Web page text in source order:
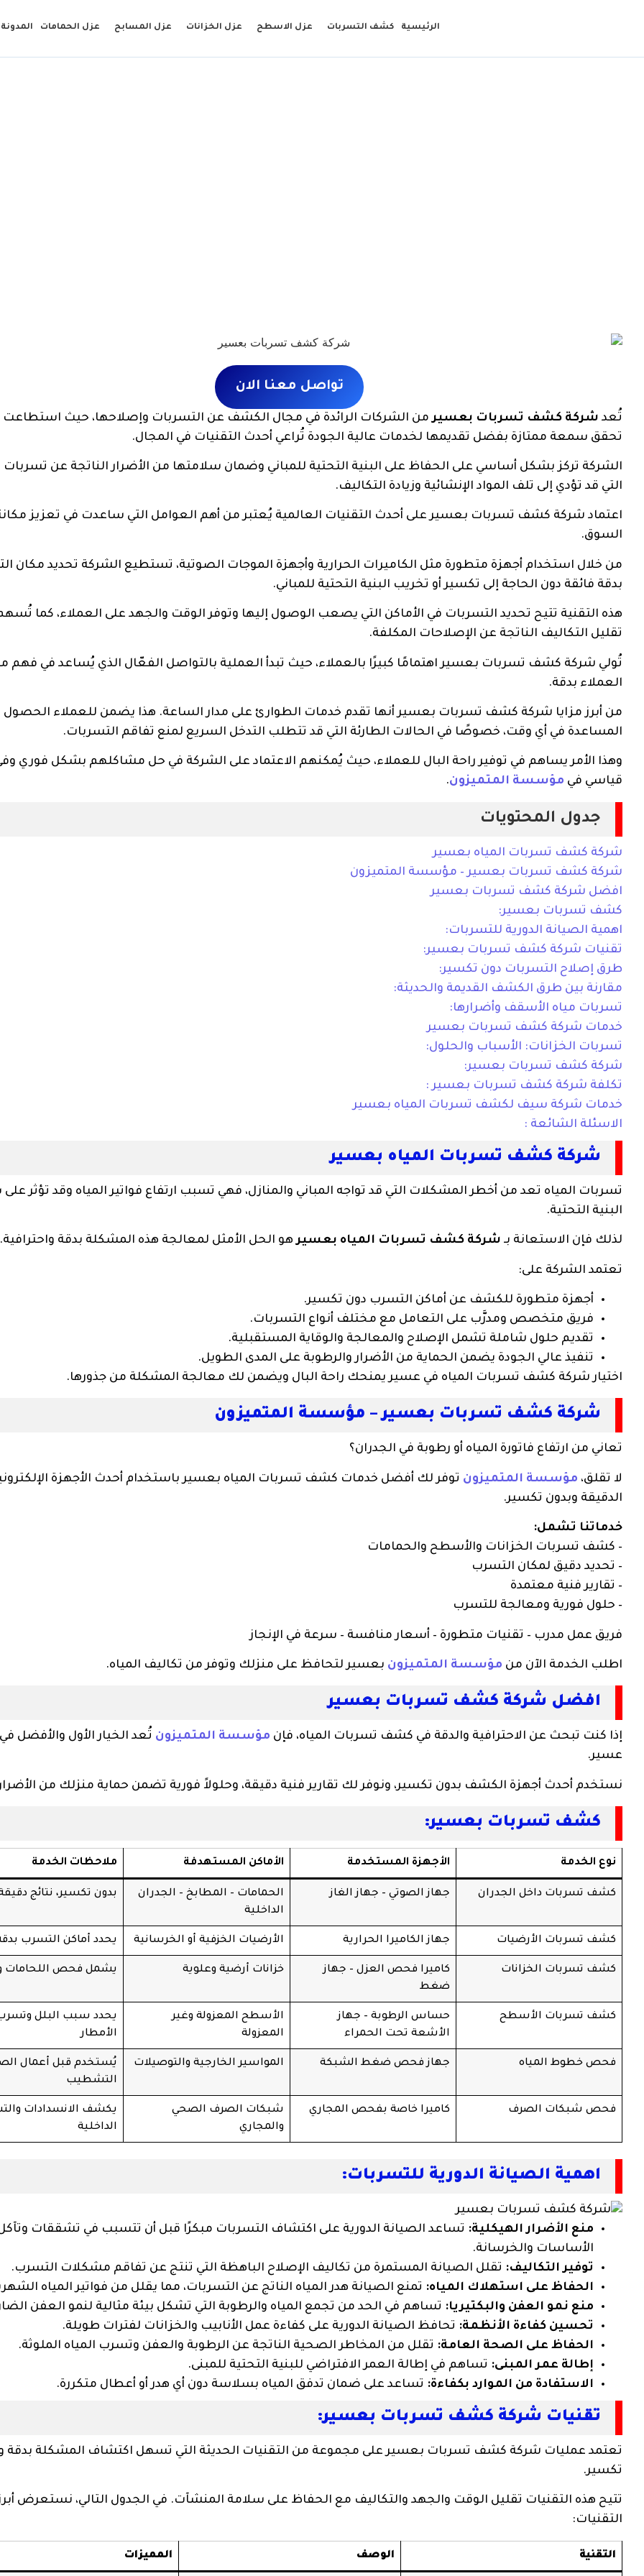
الرئيسية كشف التسربات عزل الاسطح عزل الخزانات عزل المسابح عزل الحمامات المدونة
تواصل معنا الان
تُعد شركة كشف تسربات بعسيرمن الشركات الرائدة في مجال الكشف عن التسربات وإصلاحها، حيث استطاعت
تحقق سمعة ممتازة بفضل تقديمها لخدمات عالية الجودة تُراعي أحدث التقنيات في المجال.
الشركة تركز بشكل أساسي على الحفاظ على البنية التحتية للمباني وضمان سلامتها من الأضرار الناتجة عن تسربات
التي قد تؤدي إلى تلف المواد الإنشائية وزيادة التكاليف.
اعتماد شركة كشف تسربات بعسير على أحدث التقنيات العالمية يُعتبر من أهم العوامل التي ساعدت في تعزيز
السوق.
من خلال استخدام أجهزة متطورة مثل الكاميرات الحرارية وأجهزة الموجات الصوتية، تستطيع الشركة تحديد مكان
بدقة فائقة دون الحاجة إلى تكسير أو تخريب البنية التحتية للمباني.
هذه التقنية تتيح تحديد التسربات في الأماكن التي يصعب الوصول إليها وتوفر الوقت والجهد على العملاء، كما
تقليل التكاليف الناتجة عن الإصلاحات المكلفة.
تُولي شركة كشف تسربات بعسير اهتمامًا كبيرًا بالعملاء، حيث تبدأ العملية بالتواصل الفعّال الذي يُساعد في
العملاء بدقة.
من أبرز مزايا شركة كشف تسربات بعسير أنها تقدم خدمات الطوارئ على مدار الساعة. هذا يضمن للعملاء الحصول
المساعدة في أي وقت، خصوصًا في الحالات الطارئة التي قد تتطلب التدخل السريع لمنع تفاقم التسربات.
وهذا الأمر يساهم في توفير راحة البال للعملاء، حيث يُمكنهم الاعتماد على الشركة في حل مشاكلهم بشكل فوري
قياسي في مؤسسة المتميزون.
جدول المحتويات
شركة كشف تسربات المياه بعسير
شركة كشف تسربات بعسير – مؤسسة المتميزون
افضل شركة كشف تسربات بعسير
كشف تسربات بعسير:
اهمية الصيانة الدورية للتسربات:
تقنيات شركة كشف تسربات بعسير:
طرق إصلاح التسربات دون تكسير:
مقارنة بين طرق الكشف القديمة والحديثة:
تسربات مياه الأسقف وأضرارها:
خدمات شركة كشف تسربات بعسير
تسربات الخزانات: الأسباب والحلول:
شركة كشف تسربات بعسير:
تكلفة شركة كشف تسربات بعسير :
خدمات شركة سيف لكشف تسربات المياه بعسير
الاسئلة الشائعة :
شركة كشف تسربات المياه بعسير
تسربات المياه تعد من أخطر المشكلات التي قد تواجه المباني والمنازل، فهي تسبب ارتفاع فواتير المياه وقد تؤثر
البنية التحتية.
لذلك فإن الاستعانة بـ شركة كشف تسربات المياه بعسيرهو الحل الأمثل لمعالجة هذه المشكلة بدقة واحترافية.
تعتمد الشركة على:
أجهزة متطورة للكشف عن أماكن التسرب دون تكسير.
فريق متخصص ومدرَّب على التعامل مع مختلف أنواع التسربات.
تقديم حلول شاملة تشمل الإصلاح والمعالجة والوقاية المستقبلية.
تنفيذ عالي الجودة يضمن الحماية من الأضرار والرطوبة على المدى الطويل.
اختيار شركة كشف تسربات المياه في عسير يمنحك راحة البال ويضمن لك معالجة المشكلة من جذورها.
شركة كشف تسربات بعسير – مؤسسة المتميزون
تعاني من ارتفاع فاتورة المياه أو رطوبة في الجدران؟
لا تقلق، مؤسسة المتميزون توفر لك أفضل خدمات كشف تسربات المياه بعسير باستخدام أحدث الأجهزة
الدقيقة وبدون تكسير.
خدماتنا تشمل:
– كشف تسربات الخزانات والأسطح والحمامات
– تحديد دقيق لمكان التسرب
– تقارير فنية معتمدة
– حلول فورية ومعالجة للتسرب
فريق عمل مدرب – تقنيات متطورة – أسعار منافسة – سرعة في الإنجاز
اطلب الخدمة الآن من مؤسسة المتميزون بعسير لتحافظ على منزلك وتوفر من تكاليف المياه.
افضل شركة كشف تسربات بعسير
إذا كنت تبحث عن الاحترافية والدقة في كشف تسربات المياه، فإن مؤسسة المتميزون تُعد الخيار الأول والأفضل
عسير.
نستخدم أحدث أجهزة الكشف بدون تكسير، ونوفر لك تقارير فنية دقيقة، وحلولاً فورية تضمن حماية منزلك من
كشف تسربات بعسير:
نوع الخدمة الأجهزة المستخدمة الأماكن المستهدفة ملاحظات الخدمة
كشف تسربات داخل الجدران جهاز الصوتي – جهاز الغاز
الحمامات – المطابخ – الجدران
الداخلية
بدون تكسير، نتائج
كشف تسربات الأرضيات جهاز الكاميرا الحرارية الأرضيات الخزفية أو الخرسانية يحدد أماكن التسرب
كشف تسربات الخزانات
كاميرا فحص العزل – جهاز
ضغط
خزانات أرضية وعلوية يشمل فحص اللحامات
كشف تسربات الأسطح
حساس الرطوبة – جهاز
الأشعة تحت الحمراء
الأسطح المعزولة وغير
المعزولة
يحدد سبب البلل
الأمطار
فحص خطوط المياه جهاز فحص ضغط الشبكة المواسير الخارجية والتوصيلات
يُستخدم قبل أعمال
التشطيب
فحص شبكات الصرف كاميرا خاصة بفحص المجاري
شبكات الصرف الصحي
والمجاري
يكشف الانسدادات
الداخلية
اهمية الصيانة الدورية للتسربات:
منع الأضرار الهيكلية: تساعد الصيانة الدورية على اكتشاف التسربات مبكرًا قبل أن تتسبب في تشققات
الأساسات والخرسانة.
توفير التكاليف: تقلل الصيانة المستمرة من تكاليف الإصلاح الباهظة التي تنتج عن تفاقم مشكلات التسرب.
الحفاظ على استهلاك المياه: تمنع الصيانة هدر المياه الناتج عن التسربات، مما يقلل من فواتير المياه
منع نمو العفن والبكتيريا: تساهم في الحد من تجمع المياه والرطوبة التي تشكل بيئة مثالية لنمو العفن
تحسين كفاءة الأنظمة: تحافظ الصيانة الدورية على كفاءة عمل الأنابيب والخزانات لفترات طويلة.
الحفاظ على الصحة العامة: تقلل من المخاطر الصحية الناتجة عن الرطوبة والعفن وتسرب المياه الملوثة.
إطالة عمر المبنى: تساهم في إطالة العمر الافتراضي للبنية التحتية للمبنى.
الاستفادة من الموارد بكفاءة: تساعد على ضمان تدفق المياه بسلاسة دون أي هدر أو أعطال متكررة.
تقنيات شركة كشف تسربات بعسير:
تعتمد عمليات شركة كشف تسربات بعسير على مجموعة من التقنيات الحديثة التي تسهل اكتشاف المشكلة بدقة
تكسير.
تتيح هذه التقنيات تقليل الوقت والجهد والتكاليف مع الحفاظ على سلامة المنشآت. في الجدول التالي، نستعرض
التقنيات:
التقنية الوصف المميزات